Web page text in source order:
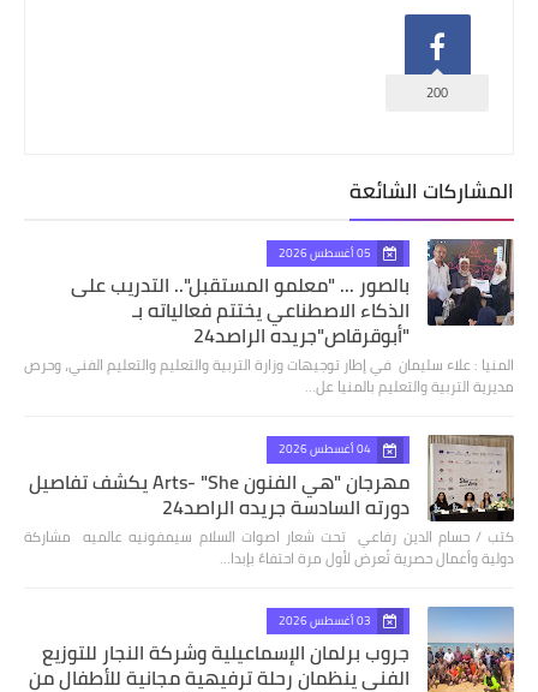
200
المشاركات الشائعة
05 أغسطس 2026
بالصور ... "معلمو المستقبل".. التدريب على
الذكاء الاصطناعي يختتم فعالياته بـ
"أبوقرقاص"جريده الراصد24
المنيا : علاء سليمان في إطار توجيهات وزارة التربية والتعليم والتعليم الفني، وحرص
مديرية التربية والتعليم بالمنيا عل…
04 أغسطس 2026
مهرجان "هي الفنون Arts- "She يكشف تفاصيل
دورته السادسة جريده الراصد24
كتب / حسام الدين رفاعي تحت شعار اصوات السلام سيمفونيه عالميه مشاركة
دولية وأعمال حصرية تُعرض لأول مرة احتفاءً بإبدا…
03 أغسطس 2026
جروب برلمان الإسماعيلية وشركة النجار للتوزيع
الفنى ينظمان رحلة ترفيهية مجانية للأطفال من